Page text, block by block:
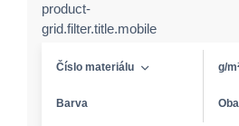
product-
grid.filter.title.mobile
Číslo materiálu g/
Barva Obal